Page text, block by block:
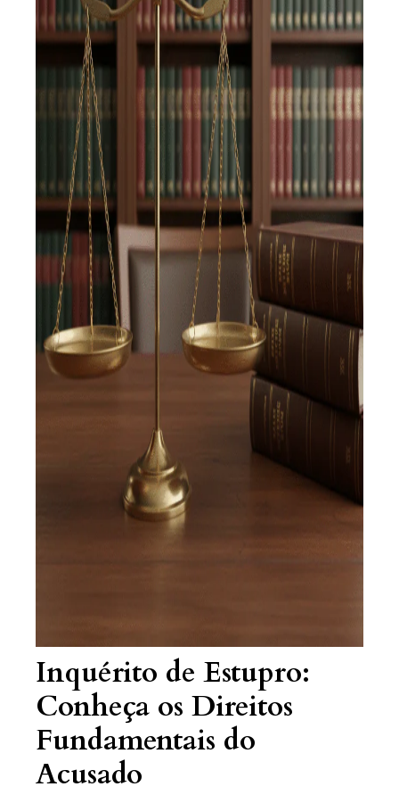
Inquérito de Estupro:
Conheça os Direitos
Fundamentais do
Acusado